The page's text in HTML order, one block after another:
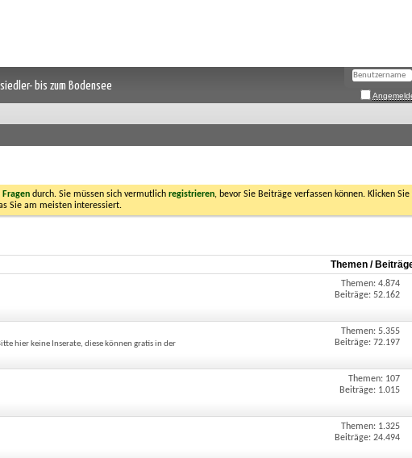
bis zum Bodensee
durch. Sie müssen sich vermutlich registrieren, bevor Sie Beiträge verfassen können. Klicken
Sie am meisten interessiert.
Themen /
Themen: 4.874
Beiträge: 52.162
hier keine Inserate, diese können gratis in der
Themen: 5.355
Beiträge: 72.197
Themen: 107
Beiträge: 1.015
Themen: 1.325
Beiträge: 24.494